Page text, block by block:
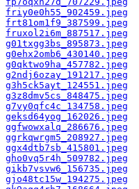
friy0e0h55_902459.jpeg
frt81om1f9_387599.jpeg
fruxol2i6m_887517.jpeg
g01txgg3bs_895873.jpeg
g0ehx2omb6_430140.jpeg
g0qktwo9ha_457782.jpeg
g2ndj6ozay_191217.jpeg
g3h5ck5ayt_124551.jpeg
g3z8dmv5cs_848475.jpeg
g7vy0qfc4c_134758.jpeg
geksd64yog_162026.jpeg
ggfwowxalq_286676.jpeg
ggrkqwrgm5_208927.jpeg
ggx4dtb7sb_415801.jpeg
gho0vq5r4h_509782.jpeg
gikb7vsvw6_156735.jpeg
gjo48tc15w_194275.jpeg